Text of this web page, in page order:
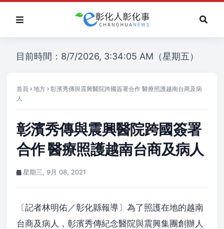
目前時間：8/7/2026, 3:34:05 AM（星期五）
首頁 地方
彰濱秀傳與震興醫院跨國簽署合作 醫療照護越南台商及病
人
彰濱秀傳與震興醫院跨國簽署
合作 醫療照護越南台商及病人
星期三, 9月 08, 2021
〔記者林明佑／彰化縣報導〕為了照護在地的越南
台商及病人，彰濱秀傳紀念醫院與震興集團創辦人